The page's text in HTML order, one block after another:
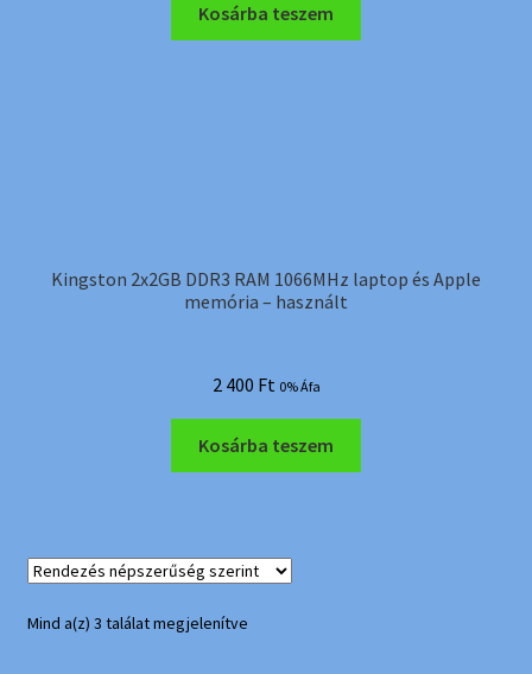
Kosárba teszem
Kingston 2x2GB DDR3 RAM 1066MHz laptop és Apple
memória – használt
2 400 Ft 0% Áfa
Kosárba teszem
Mind a(z) 3 találat megjelenítveSorted